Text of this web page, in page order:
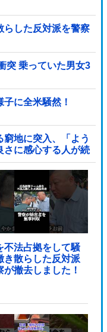
らした反対派を警察
突 乗っていた男女3
に全米騒然！
地に突入、「よう
さに感心する人が続
不法占拠をして騒
き散らした反対派
が撤去しました！